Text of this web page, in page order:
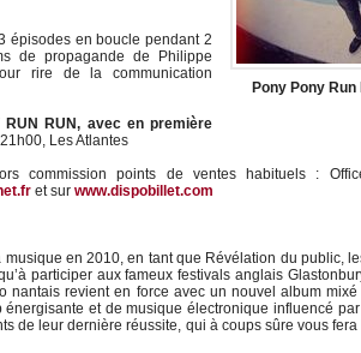
Pony Pony
épisodes en boucle pendant 2
de propagande de Philippe
rire de la communication
RUN RUN, avec en première
Les Atlantes
commission points de ventes habituels :
et surwww.dispobillet.com
en 2010, en tant que Révélation du public,
participer aux fameux festivals anglais
nantais revient en force avec un nouvel album
énergisante et de musique électronique influencé
de leur dernière réussite, qui à coups sûre vous